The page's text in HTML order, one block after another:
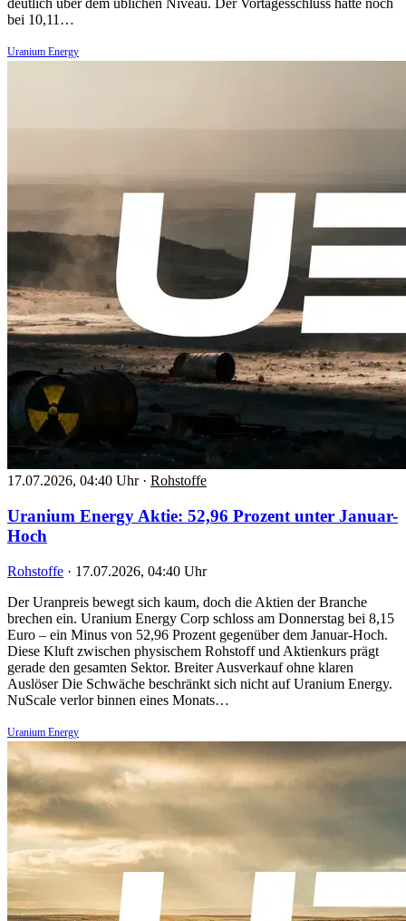
deutlich über dem üblichen Niveau. Der Vortagesschluss hatte noch
bei 10,11…
Uranium Energy
17.07.2026, 04:40 Uhr · Rohstoffe
Uranium Energy Aktie: 52,96 Prozent unter Januar-
Hoch
Rohstoffe · 17.07.2026, 04:40 Uhr
Der Uranpreis bewegt sich kaum, doch die Aktien der Branche
brechen ein. Uranium Energy Corp schloss am Donnerstag bei 8,15
Euro – ein Minus von 52,96 Prozent gegenüber dem Januar-Hoch.
Diese Kluft zwischen physischem Rohstoff und Aktienkurs prägt
gerade den gesamten Sektor. Breiter Ausverkauf ohne klaren
Auslöser Die Schwäche beschränkt sich nicht auf Uranium Energy.
NuScale verlor binnen eines Monats…
Uranium Energy